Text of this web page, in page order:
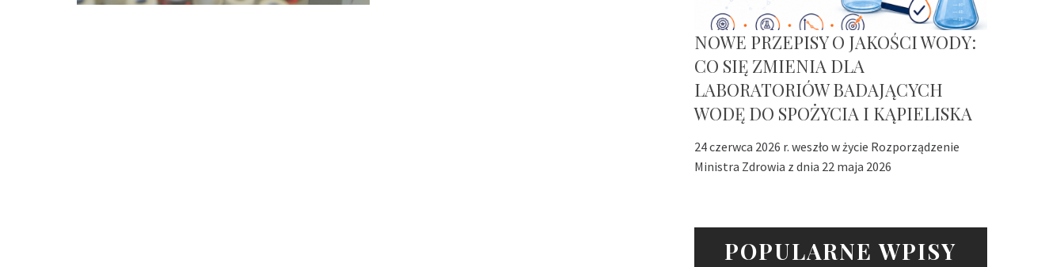
NOWE PRZEPISY O JAKOŚCI WODY:
CO SIĘ ZMIENIA DLA
LABORATORIÓW BADAJĄCYCH
WODĘ DO SPOŻYCIA I KĄPIELISKA
24 czerwca 2026 r. weszło w życie Rozporządzenie
Ministra Zdrowia z dnia 22 maja 2026
POPULARNE WPISY